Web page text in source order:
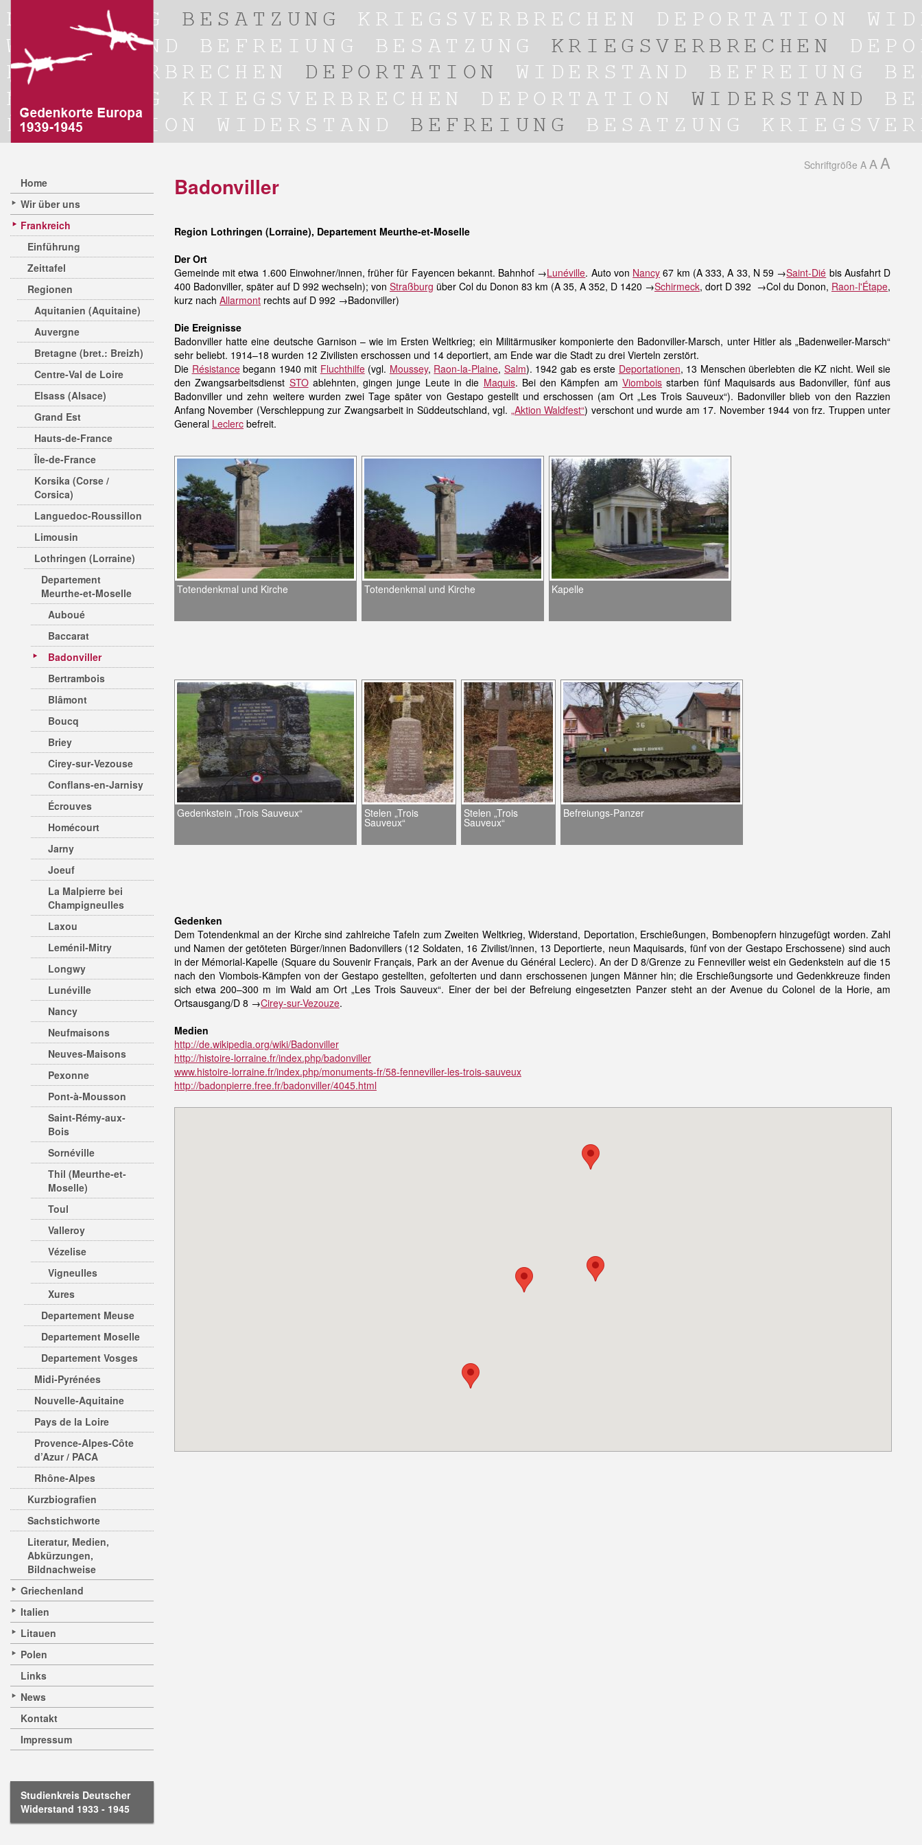
Home
Wir über uns
Frankreich
Einführung
Zeittafel
Regionen
Aquitanien (Aquitaine)
Auvergne
Bretagne (bret.: Breizh)
Centre-Val de Loire
Elsass (Alsace)
Grand Est
Hauts-de-France
Île-de-France
Korsika (Corse /
Corsica)
Languedoc-Roussillon
Limousin
Lothringen (Lorraine)
Departement
Meurthe-et-Moselle
Auboué
Baccarat
Badonviller
Bertrambois
Blâmont
Boucq
Briey
Cirey-sur-Vezouse
Conflans-en-Jarnisy
Écrouves
Homécourt
Jarny
Joeuf
La Malpierre bei
Champigneulles
Laxou
Leménil-Mitry
Longwy
Lunéville
Nancy
Neufmaisons
Neuves-Maisons
Pexonne
Pont-à-Mousson
Saint-Rémy-aux-
Bois
Sornéville
Thil (Meurthe-et-
Moselle)
Toul
Valleroy
Vézelise
Vigneulles
Xures
Departement Meuse
Departement Moselle
Departement Vosges
Midi-Pyrénées
Nouvelle-Aquitaine
Pays de la Loire
Provence-Alpes-Côte
d’Azur / PACA
Rhône-Alpes
Kurzbiografien
Sachstichworte
Literatur, Medien,
Abkürzungen,
Bildnachweise
Griechenland
Italien
Litauen
Polen
Links
News
Kontakt
Impressum
Studienkreis Deutscher
Widerstand 1933 - 1945
Schriftgröße A A A
Badonviller
Region Lothringen (Lorraine), Departement Meurthe-et-Moselle
Der Ort
Gemeinde mit etwa 1.600 Einwohner/innen, früher für Fayencen bekannt. Bahnhof →Lunéville. Auto von Nancy 67 km (A 333, A 33, N 59 →Saint-Dié bis Ausfahrt D
400 Badonviller, später auf D 992 wechseln); von Straßburg über Col du Donon 83 km (A 35, A 352, D 1420 →Schirmeck, dort D 392 →Col du Donon, Raon-l'Étape,
kurz nach Allarmont rechts auf D 992 →Badonviller)
Die Ereignisse
Badonviller hatte eine deutsche Garnison – wie im Ersten Weltkrieg; ein Militärmusiker komponierte den Badonviller-Marsch, unter Hitler als „Badenweiler-Marsch“
sehr beliebt. 1914–18 wurden 12 Zivilisten erschossen und 14 deportiert, am Ende war die Stadt zu drei Vierteln zerstört.
Die Résistancebegann 1940 mit Fluchthilfe(vgl. Moussey, Raon-la-Plaine, Salm). 1942 gab es erste Deportationen, 13 Menschen überlebten die KZ nicht. Weil sie
den Zwangsarbeitsdienst STOablehnten, gingen junge Leute in die Maquis. Bei den Kämpfen amViombois starben fünf Maquisards aus Badonviller, fünf aus
Badonviller und zehn weitere wurden zwei Tage später von Gestapo gestellt und erschossen (am Ort „Les Trois Sauveux“). Badonviller blieb von den Razzien
Anfang November (Verschleppung zur Zwangsarbeit in Süddeutschland, vgl. „Aktion Waldfest“) verschont und wurde am 17. November 1944 von frz. Truppen unter
General Leclerc befreit.
Totendenkmal und Kirche Totendenkmal und Kirche Kapelle
Gedenkstein „Trois Sauveux“ Stelen „Trois
Sauveux“
Stelen „Trois
Sauveux“
Befreiungs-Panzer
Gedenken
Dem Totendenkmal an der Kirche sind zahlreiche Tafeln zum Zweiten Weltkrieg, Widerstand, Deportation, Erschießungen, Bombenopfern hinzugefügt worden. Zahl
und Namen der getöteten Bürger/innen Badonvillers (12 Soldaten, 16 Zivilist/innen, 13 Deportierte, neun Maquisards, fünf von der Gestapo Erschossene) sind auch
in der Mémorial-Kapelle (Square du Souvenir Français, Park an der Avenue du Général Leclerc). An der D 8/Grenze zu Fenneviller weist ein Gedenkstein auf die 15
nach den Viombois-Kämpfen von der Gestapo gestellten, gefolterten und dann erschossenen jungen Männer hin; die Erschießungsorte und Gedenkkreuze finden
sich etwa 200–300 m im Wald am Ort „Les Trois Sauveux“. Einer der bei der Befreiung eingesetzten Panzer steht an der Avenue du Colonel de la Horie, am
Ortsausgang/D 8 →Cirey-sur-Vezouze.
Medien
http://de.wikipedia.org/wiki/Badonviller
http://histoire-lorraine.fr/index.php/badonviller
www.histoire-lorraine.fr/index.php/monuments-fr/58-fenneviller-les-trois-sauveux
http://badonpierre.free.fr/badonviller/4045.html